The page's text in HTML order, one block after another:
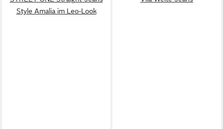
Style Amalia im Leo-Look